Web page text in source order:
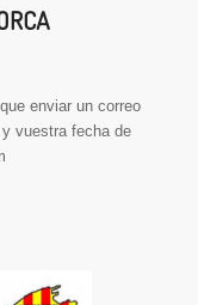
enviar un correo
vuestra fecha de